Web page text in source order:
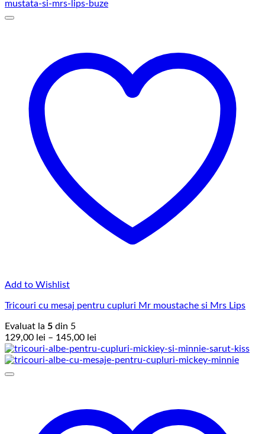
Add to Wishlist
Tricouri cu mesaj pentru cupluri Mr moustache si Mrs Lips
Evaluat la 5 din 5
129,00 lei – 145,00 lei
de
prețuri: